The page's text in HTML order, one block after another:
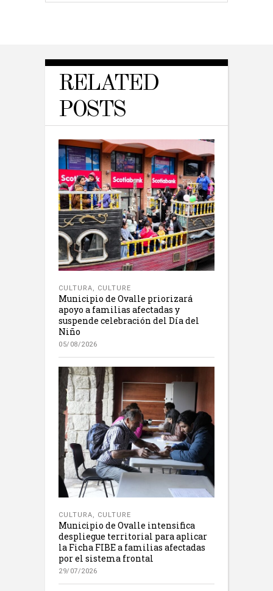
RELATED
POSTS
CULTURA CULTURE
Municipio de Ovalle priorizará
apoyo a familias afectadas y
suspende celebración del Día del
Niño
05/08/2026
CULTURA, CULTURE
Municipio de Ovalle intensifica
despliegue territorial para aplicar
la Ficha FIBE a familias afectadas
por el sistema frontal
29/07/2026